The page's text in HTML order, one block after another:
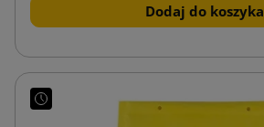
Dodaj do koszyka